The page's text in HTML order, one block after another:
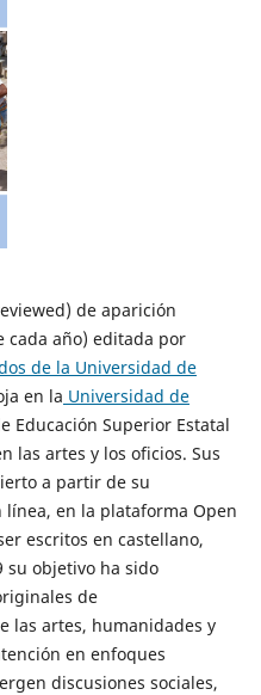
de aparición
cada año) editada por
de la Universidad de
en la Universidad de
Educación Superior Estatal
las artes y los oficios. Sus
a partir de su
en la plataforma Open
escritos en castellano,
su objetivo ha sido
de
las artes, humanidades y
en enfoques
discusiones sociales,